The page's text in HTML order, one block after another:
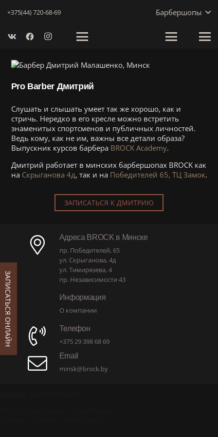
+375(44) 720-68-69 Барбершопы
Pro Barber Дмитрий
Слушать и слышать умеет так же хорошо, как и
стричь. Нередко в его кресле можно встретить
знаменитых спортсменов и публичных личностей.
Ведь кому, как не им, важны все детали образа?
Выпускник курсов барбера BROCK Academy.
Дмитрий работает в минских барбершопах BROCK как
на Скрыганова 4д, так и на Победителей 65, ТЦ Замок.
ЗАПИСАТЬСЯ К ДМИТРИЮ
Адреса BROCK в Минске
пр. Победителей, 65
ул. Скрыганова, 4д
ул. Тимирязева, 4
пр. Независимости 43
Информация
О компании
Телефон
+375 29 398 68 69
Email
minsk@brock.by
ЗАПИСАТЬСЯ ОНЛАЙН